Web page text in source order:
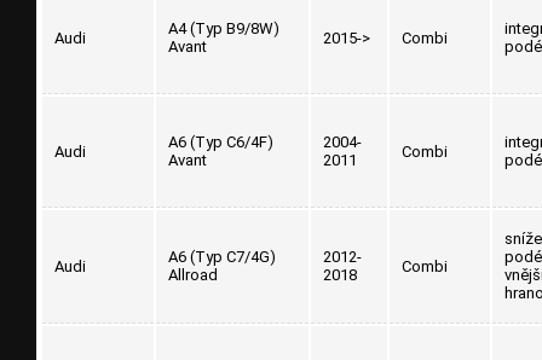
Audi
A4 (Typ B9/8W)
Avant
2015-> Combi
Audi
A6 (Typ C6/4F)
Avant
2004-
2011
Combi
Audi
A6 (Typ C7/4G)
Allroad
2012-
2018
Combi